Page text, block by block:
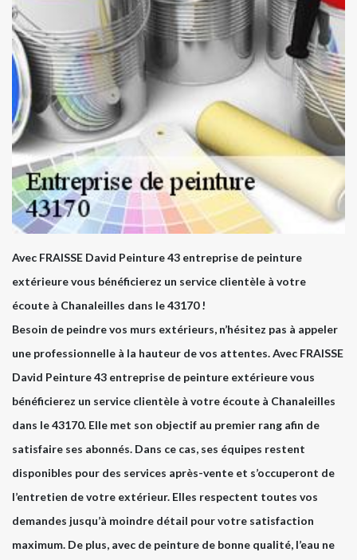
Avec FRAISSE David Peinture 43 entreprise de peinture
extérieure vous bénéficierez un service clientèle à votre
écoute à Chanaleilles dans le 43170 !
Besoin de peindre vos murs extérieurs, n’hésitez pas à appeler
une professionnelle à la hauteur de vos attentes. Avec FRAISSE
David Peinture 43 entreprise de peinture extérieure vous
bénéficierez un service clientèle à votre écoute à Chanaleilles
dans le 43170. Elle met son objectif au premier rang afin de
satisfaire ses abonnés. Dans ce cas, ses équipes restent
disponibles pour des services après-vente et s’occuperont de
l’entretien de votre extérieur. Elles respectent toutes vos
demandes jusqu’à moindre détail pour votre satisfaction
maximum. De plus, avec de peinture de bonne qualité, l’eau ne